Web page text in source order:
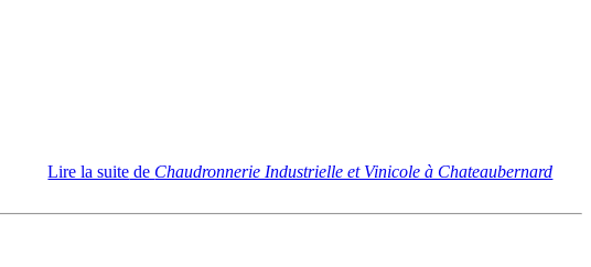
Lire la suite de Chaudronnerie Industrielle et Vinicole à Chateaubernard